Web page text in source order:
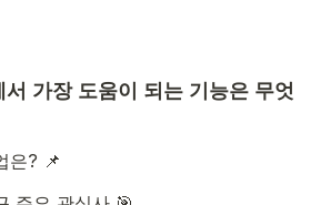
가장 도움이 되는 기능은 무엇